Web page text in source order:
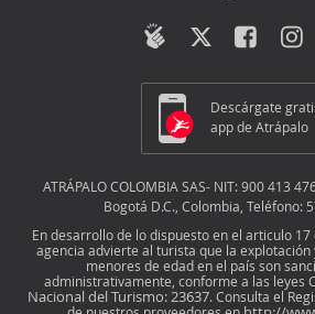
Descárgate
app de Atrápalo
ATRÁPALO COLOMBIA SAS- NIT: 900 413
Bogotá D.C., Colombia, Teléfono:
En desarrollo de lo dispuesto en el articulo 17
agencia advierte al turista que la explotación
menores de edad en el país son
administrativamente, conforme a las leyes
Nacional del Turismo: 23637. Consulta el